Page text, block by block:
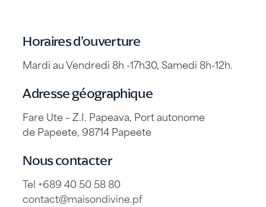
Horaires d’ouverture
Mardi au Vendredi 8h -17h30, Samedi 8h-12h.
Adresse géographique
Fare Ute – Z.I. Papeava, Port autonome
de Papeete, 98714 Papeete
Nous contacter
Tel +689 40 50 58 80
contact@maisondivine.pf